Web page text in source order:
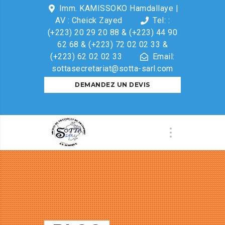
Imm. KAMISSOKO Hamdallaye |
AV : Cheick Zayed
Tel: :
(+223) 20 29 20 88 & (+223) 44 90
62 68 & (+223) 72 02 02 33 &
(+223) 62 02 02 33
Email:
sottasecretariat@sotta-sarl.com
DEMANDEZ UN DEVIS